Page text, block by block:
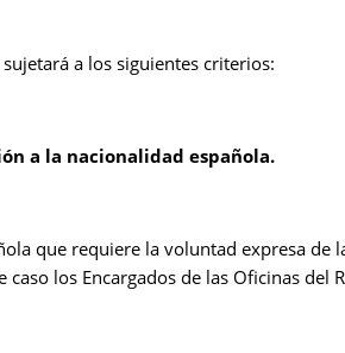
a los siguientes criterios:
a la nacionalidad española.
que requiere la voluntad expresa de
los Encargados de las Oficinas del